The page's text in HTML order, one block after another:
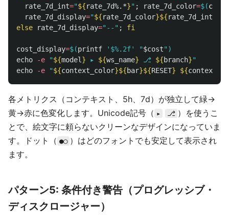
rate_7d_int="${rate_7d%.*}" ; rate_7d_color=$(
rate_7d_display="${rate_7d_color}${rate_7d_int
else
rate_7d_display="--" ; fi
cost_display=$(printf '$%.2f' "$cost" )
echo
-e "${model } ▸ ${ws_name} ⎇ ${branch}"
echo
-e "${context_color}${bar}${RESET} ${
各メトリクス（コンテキスト、5h、7d）が独立して緑→
黄→赤に色変化します。Unicode記号（ ▸ ⎇ ）を使うこ
とで、絵文字に頼らないクリーンなデザインになっていま
す。ドット（ ●○ ）はどのフォントでも安定して表示され
ます。
パターン5: 条件付き警告（プログレッシブ・
ディスクロージャー）